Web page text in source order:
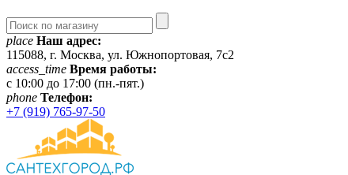
place Наш адрес:
115088, г. Москва, ул. Южнопортовая, 7с2
access_time Время работы:
c 10:00 до 17:00 (пн.-пят.)
phone Телефон:
+7 (919) 765-97-50